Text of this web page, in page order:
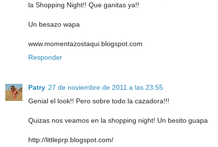
la Shopping Night!! Que ganitas ya!!
Un besazo wapa
www.momentazostaqui.blogspot.com
Responder
Patry 27 de noviembre de 2011 a las 23:55
Genial el look!! Pero sobre todo la cazadora!!!
Quizas nos veamos en la shopping night! Un besito guapa
http://littleprp.blogspot.com/